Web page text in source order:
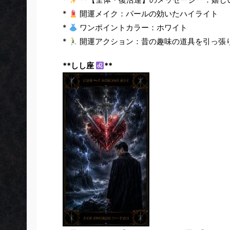
*
開運メイク：パールの効いたハイライト
*
ワンポイントカラー：ホワイト
*
開運アクション：昔の趣味の道具を引っ張
**しし座 **